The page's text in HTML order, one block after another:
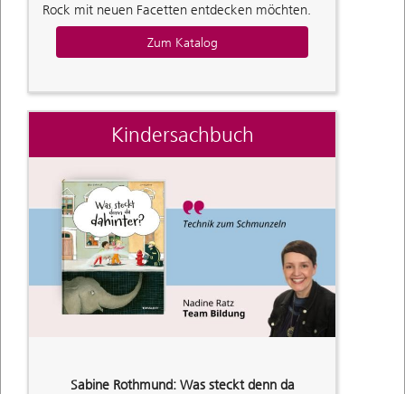
Rock mit neuen Facetten entdecken möchten.
Zum Katalog
Kindersachbuch
Sabine Rothmund: Was steckt denn da